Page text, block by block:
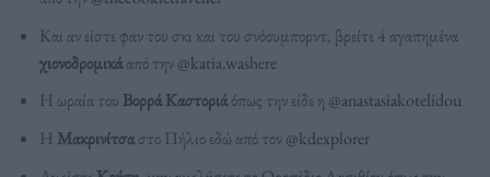
Και αν είστε φαν του σκι και του σνόουμπορντ, βρείτε 4 αγαπημένα
χιονοδρομικάαπό την@katia.washere
Η ωραία του Βορρά Καστοριάόπως την είδε η @anastasiakotelidou
Η Μακρινίτσαστο Πήλιο εδώ από τον@kdexplorer